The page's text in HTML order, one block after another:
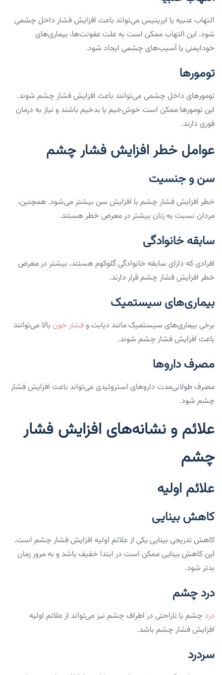
التهاب عنبیه یا ایریتیس می‌تواند باعث افزایش فشار داخل چشمی
شود. این التهاب ممکن است به علت عفونت‌ها، بیماری‌های
خودایمنی یا آسیب‌های چشمی ایجاد شود.
تومورها
تومورهای داخل چشمی می‌توانند باعث افزایش فشار چشم شوند.
این تومورها ممکن است خوش‌خیم یا بدخیم باشند و نیاز به درمان
فوری دارند.
عوامل خطر افزایش فشار چشم
سن و جنسیت
خطر افزایش فشار چشم با افزایش سن بیشتر می‌شود. همچنین،
مردان نسبت به زنان بیشتر در معرض خطر هستند.
سابقه خانوادگی
افرادی که دارای سابقه خانوادگی گلوکوم هستند، بیشتر در معرض
خطر افزایش فشار چشم قرار دارند.
بیماری‌های سیستمیک
برخی بیماری‌های سیستمیک مانند دیابت و فشار خون بالا می‌توانند
باعث افزایش فشار چشم شوند.
مصرف داروها
مصرف طولانی‌مدت داروهای استروئیدی می‌تواند باعث افزایش فشار
چشم شود.
علائم و نشانه‌های افزایش فشار
چشم
علائم اولیه
کاهش بینایی
کاهش تدریجی بینایی یکی از علائم اولیه افزایش فشار چشم است.
این کاهش بینایی ممکن است در ابتدا خفیف باشد و به مرور زمان
بدتر شود.
درد چشم
درد چشم یا ناراحتی در اطراف چشم نیز می‌تواند از علائم اولیه
افزایش فشار چشم باشد.
سردرد